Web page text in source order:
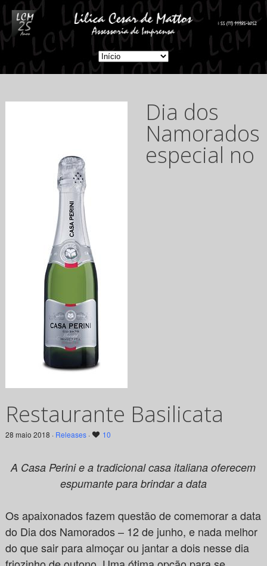
Dia dos
Namorados
especial no
Restaurante Basilicata
28 maio 2018 · Releases· 10
A Casa Perini e a tradicional casa italiana oferecem
espumante para brindar a data
Os apaixonados fazem questão de comemorar a data
do Dia dos Namorados – 12 de junho, e nada melhor
do que sair para almoçar ou jantar a dois nesse dia